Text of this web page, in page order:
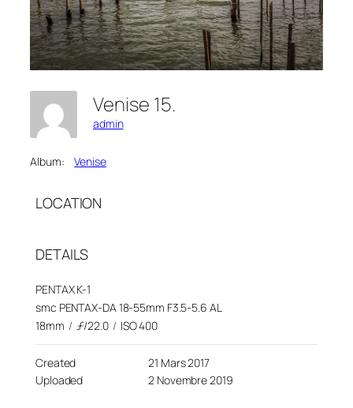
Venise 15.
admin
Album: Venise
LOCATION
DETAILS
PENTAX K-1
smc PENTAX-DA 18-55mm F3.5-5.6 AL
18mm / ƒ/22.0 / ISO 400
Created
21 Mars 2017
Uploaded
2 Novembre 2019